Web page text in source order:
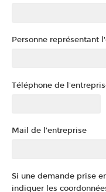
Personne représentant
Téléphone de
Mail de l'entreprise
Si une demande prise
indiquer les